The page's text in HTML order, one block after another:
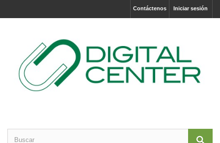
Iniciar sesión
Contáctenos